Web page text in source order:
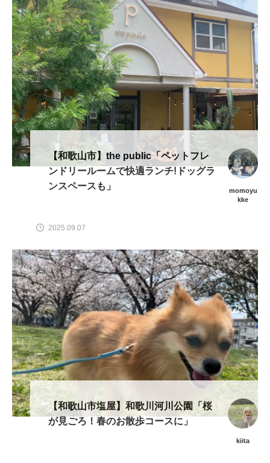
【和歌山市】the public「ペットフレ
ンドリールームで快適ランチ!ドッグラ
ンスペースも」
momoyu
kke
2025.09.07
【和歌山市塩屋】和歌川河川公園「桜
が見ごろ！春のお散歩コースに」
kiita